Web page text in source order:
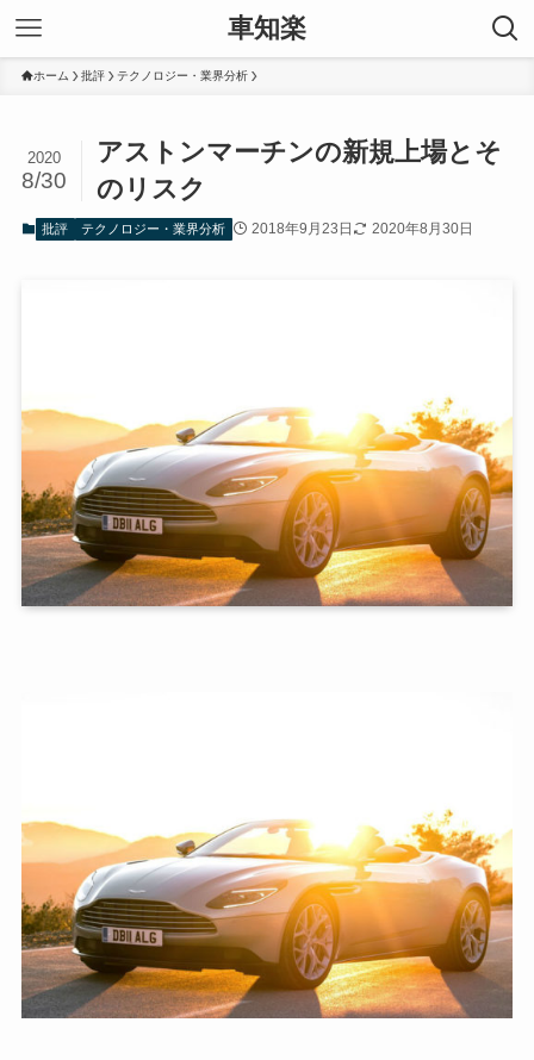
車知楽
ホーム 批評 テクノロジー・業界分析
アストンマーチンの新規上場とそ
のリスク
2020
8/30
批評 テクノロジー・業界分析 2018年9月23日 2020年8月30日